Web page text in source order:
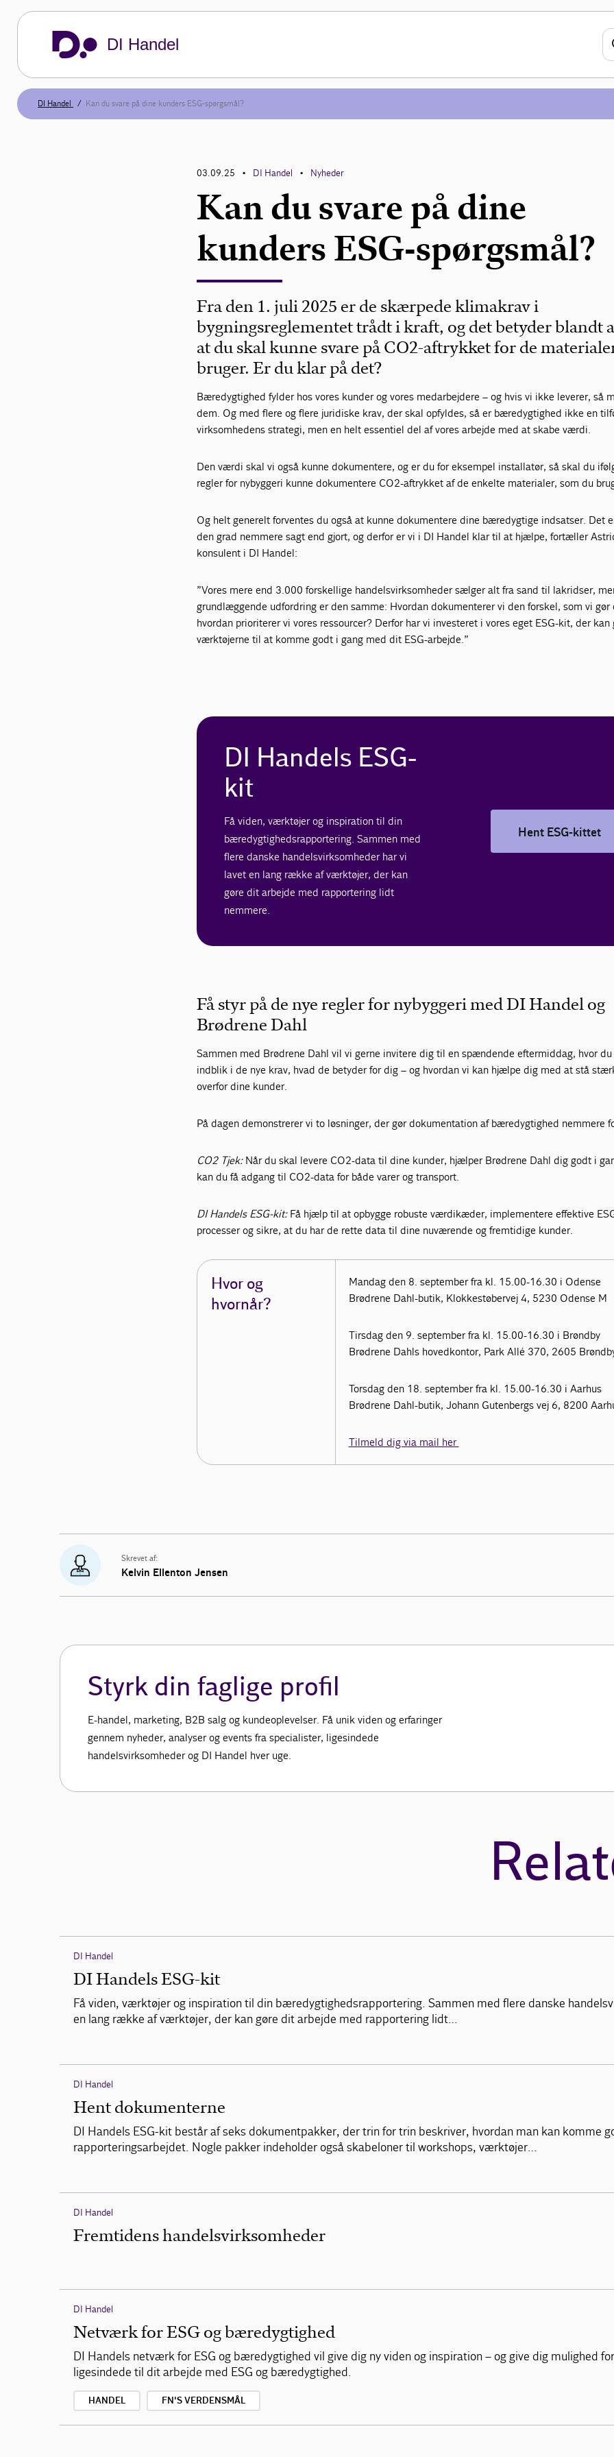
DI Handel
DI Handel Kan du svare på dine kunders ESG-spørgsmål?
03.09.25 • DI Handel • Nyheder
Kan du svare på dine
kunders ESG-spørgsmål?
Fra den 1. juli 2025 er de skærpede klimakrav i
bygningsreglementet trådt i kraft, og det betyder blandt
at du skal kunne svare på CO2-aftrykket for de
bruger. Er du klar på det?
Bæredygtighed fylder hos vores kunder og vores medarbejdere – og hvis vi ikke leverer, så
dem. Og med flere og flere juridiske krav, der skal opfyldes, så er bæredygtighed ikke en
virksomhedens strategi, men en helt essentiel del af vores arbejde med at skabe værdi.
Den værdi skal vi også kunne dokumentere, og er du for eksempel installatør, så skal du
regler for nybyggeri kunne dokumentere CO2-aftrykket af de enkelte materialer, som du
Og helt generelt forventes du også at kunne dokumentere dine bæredygtige indsatser. Det
den grad nemmere sagt end gjort, og derfor er vi i DI Handel klar til at hjælpe, fortæller
konsulent i DI Handel:
”Vores mere end 3.000 forskellige handelsvirksomheder sælger alt fra sand til lakridser,
grundlæggende udfordring er den samme: Hvordan dokumenterer vi den forskel, som vi gør
hvordan prioriterer vi vores ressourcer? Derfor har vi investeret i vores eget ESG-kit, der kan
værktøjerne til at komme godt i gang med dit ESG-arbejde.”
DI Handels ESG-
kit
Få viden, værktøjer og inspiration til din
bæredygtighedsrapportering. Sammen med
flere danske handelsvirksomheder har vi
lavet en lang række af værktøjer, der kan
gøre dit arbejde med rapportering lidt
nemmere.
Hent ESG-kittet
Få styr på de nye regler for nybyggeri med DI Handel og
Brødrene Dahl
Sammen med Brødrene Dahl vil vi gerne invitere dig til en spændende eftermiddag, hvor du
indblik i de nye krav, hvad de betyder for dig – og hvordan vi kan hjælpe dig med at stå
overfor dine kunder.
På dagen demonstrerer vi to løsninger, der gør dokumentation af bæredygtighed nemmere
CO2 Tjek: Når du skal levere CO2-data til dine kunder, hjælper Brødrene Dahl dig godt i
kan du få adgang til CO2-data for både varer og transport.
DI Handels ESG-kit: Få hjælp til at opbygge robuste værdikæder, implementere effektive
processer og sikre, at du har de rette data til dine nuværende og fremtidige kunder.
Hvor og
hvornår?
Mandag den 8. september fra kl. 15.00-16.30 i Odense
Brødrene Dahl-butik, Klokkestøbervej 4, 5230 Odense M
Tirsdag den 9. september fra kl. 15.00-16.30 i Brøndby
Brødrene Dahls hovedkontor, Park Allé 370, 2605
Torsdag den 18. september fra kl. 15.00-16.30 i Aarhus
Brødrene Dahl-butik, Johann Gutenbergs vej 6, 8200
Tilmeld dig via mail her
Skrevet af:
Kelvin Ellenton Jensen
Styrk din faglige profil
E-handel, marketing, B2B salg og kundeoplevelser. Få unik viden og erfaringer
gennem nyheder, analyser og events fra specialister, ligesindede
handelsvirksomheder og DI Handel hver uge.
DI Handel
DI Handels ESG-kit
Få viden, værktøjer og inspiration til din bæredygtighedsrapportering. Sammen med flere danske
en lang række af værktøjer, der kan gøre dit arbejde med rapportering lidt…
DI Handel
Hent dokumenterne
DI Handels ESG-kit består af seks dokumentpakker, der trin for trin beskriver, hvordan man kan komme
rapporteringsarbejdet. Nogle pakker indeholder også skabeloner til workshops, værktøjer…
DI Handel
Fremtidens handelsvirksomheder
DI Handel
Netværk for ESG og bæredygtighed
DI Handels netværk for ESG og bæredygtighed vil give dig ny viden og inspiration – og give dig mulighed
ligesindede til dit arbejde med ESG og bæredygtighed.
HANDEL FN'S VERDENSMÅL